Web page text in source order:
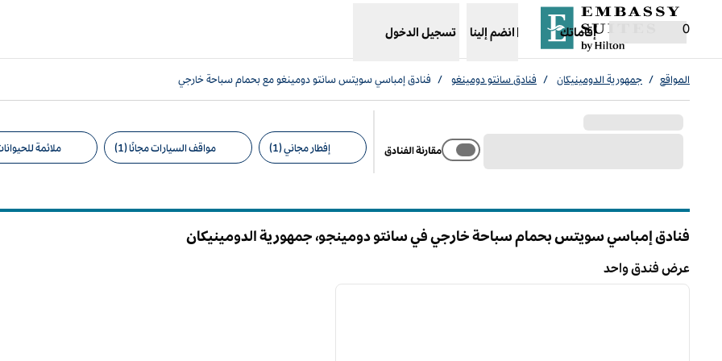
تخطى إلى المحتوى
0
إقاماتك
،يفتح علامة تبويب جديدة
انضم إلينا تسجيل الدخول
المواقع / جمهورية الدومينيكان / فنادق سانتو دومينغو / فنادق إمباسي سويتس سانتو دومينغو مع بحمام سباحة خارجي
مقارنة الفنادق إفطار مجاني (1) مواقف السيارات مجانًا (1) ملائمة
فنادق إمباسي سويتس بحمام سباحة خارجي في سانتو دومينجو، جمهورية الدومينيكان
عرض فندق واحد
عرض فندق واحد1 من 12
الصورة التالية